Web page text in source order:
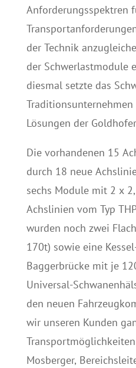
Anforderungsspektren
der Technik
der Schwerlastmodule
diesmal setzte das
Lösungen der
Die vorhandenen 15
durch 18 neue
sechs Module mit 2 x
Achslinien vom Typ
wurden noch zwei
170t) sowie eine
Baggerbrücke mit je
Universal-
den neuen
wir unseren Kunden
Mosberger,